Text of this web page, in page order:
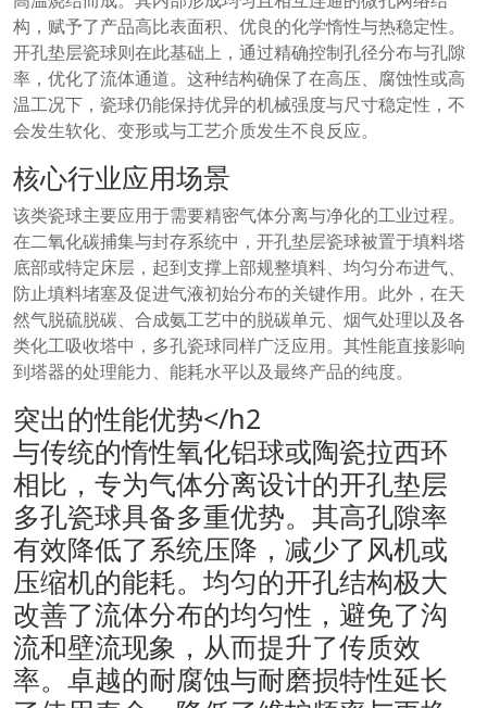
构，赋予了产品高比表面积、优良的化学惰性与热稳定性。
开孔垫层瓷球则在此基础上，通过精确控制孔径分布与孔隙
率，优化了流体通道。这种结构确保了在高压、腐蚀性或高
温工况下，瓷球仍能保持优异的机械强度与尺寸稳定性，不
会发生软化、变形或与工艺介质发生不良反应。
核心行业应用场景
该类瓷球主要应用于需要精密气体分离与净化的工业过程。
在二氧化碳捕集与封存系统中，开孔垫层瓷球被置于填料塔
底部或特定床层，起到支撑上部规整填料、均匀分布进气、
防止填料堵塞及促进气液初始分布的关键作用。此外，在天
然气脱硫脱碳、合成氨工艺中的脱碳单元、烟气处理以及各
类化工吸收塔中，多孔瓷球同样广泛应用。其性能直接影响
到塔器的处理能力、能耗水平以及最终产品的纯度。
突出的性能优势</h2
与传统的惰性氧化铝球或陶瓷拉西环
相比，专为气体分离设计的开孔垫层
多孔瓷球具备多重优势。其高孔隙率
有效降低了系统压降，减少了风机或
压缩机的能耗。均匀的开孔结构极大
改善了流体分布的均匀性，避免了沟
流和壁流现象，从而提升了传质效
率。卓越的耐腐蚀与耐磨损特性延长